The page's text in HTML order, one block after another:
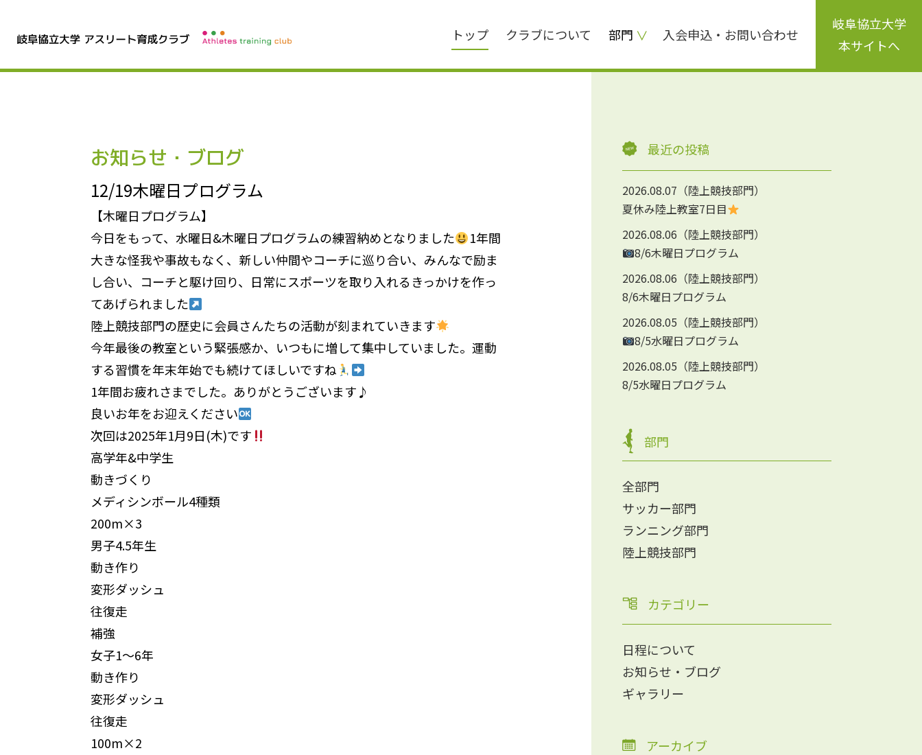
トップ クラブについて 部門 入会申込・お問い合わせ
岐阜協立大学
本サイトへ
お知らせ・ブログ
12/19木曜日プログラム
【木曜日プログラム】
今日をもって、水曜日&木曜日プログラムの練習納めとなりました
1年間
大きな怪我や事故もなく、新しい仲間やコーチに巡り合い、みんなで励ま
し合い、コーチと駆け回り、日常にスポーツを取り入れるきっかけを作っ
てあげられました
陸上競技部門の歴史に会員さんたちの活動が刻まれていきます
今年最後の教室という緊張感か、いつもに増して集中していました。運動
する習慣を年末年始でも続けてほしいですね
1年間お疲れさまでした。ありがとうございます♪
良いお年をお迎えください
次回は2025年1月9日(木)です
高学年&中学生
動きづくり
メディシンボール4種類
200m×3
男子4.5年生
動き作り
変形ダッシュ
往復走
補強
女子1～6年
動き作り
変形ダッシュ
往復走
100m×2
最近の投稿
2026.08.07
陸上競技部門
夏休み陸上教室7日目
2026.08.06
陸上競技部門
8/6木曜日プログラム
2026.08.06
陸上競技部門
8/6木曜日プログラム
2026.08.05
陸上競技部門
8/5水曜日プログラム
2026.08.05
陸上競技部門
8/5水曜日プログラム
部門
全部門
サッカー部門
ランニング部門
陸上競技部門
カテゴリー
日程について
お知らせ・ブログ
ギャラリー
アーカイブ